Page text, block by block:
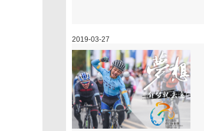
2019-03-27